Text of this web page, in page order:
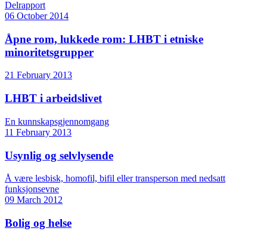
Delrapport
06 October 2014
Åpne rom, lukkede rom: LHBT i etniske
minoritetsgrupper
21 February 2013
LHBT i arbeidslivet
En kunnskapsgjennomgang
11 February 2013
Usynlig og selvlysende
Å være lesbisk, homofil, bifil eller transperson med nedsatt
funksjonsevne
09 March 2012
Bolig og helse